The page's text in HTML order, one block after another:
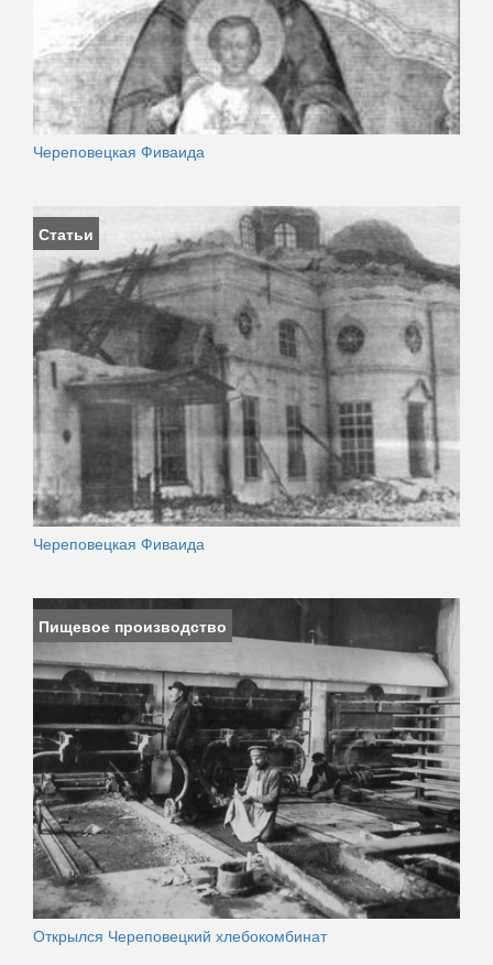
Череповецкая Фиваида
Статьи
Череповецкая Фиваида
Пищевое производство
Открылся Череповецкий хлебокомбинат